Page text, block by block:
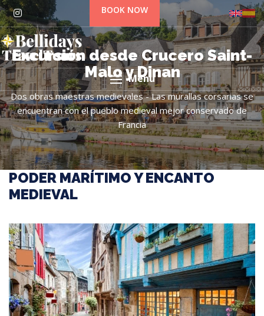
BOOK NOW
Menu
Excursión desde Crucero Saint-
Malo y Dinan
Dos obras maestras medievales - Las murallas corsarias se
encuentran con el pueblo medieval mejor conservado de
Francia
PODER MARÍTIMO Y ENCANTO
MEDIEVAL